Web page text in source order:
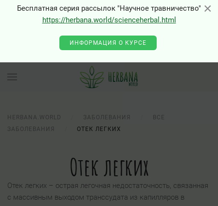
×
Бесплатная серия рассылок "Научное травничество"
https://herbana.world/scienceherbal.html
ИНФОРМАЦИЯ О КУРСЕ
HERBANA.WORLD ЗАБОЛЕВАНИЯ
ВСЕ
ЗАБОЛЕВАНИЯ
ОТЕК ЛЕГКИХ
Отек легких
Отек легких – острая легочная недостаточность, связанная
с массивным выходом транссудата из капилляров в
×